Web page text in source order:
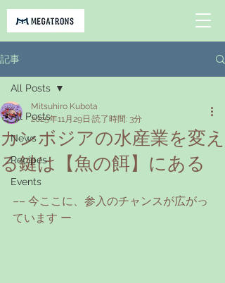
記事
All Posts
News
Recipes
Events
All Posts
カンボジアの水産業を変え
る鍵は【魚の餌】にある
Mitsuhiro Kubota
2025年11月29日 読了時間: 3分
–– 今ここに、参入のチャンスが広がっ
ています ー